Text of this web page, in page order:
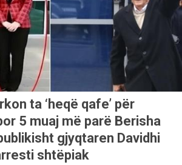
ta ‘heqë qafe’ për
5 muaj më parë Berisha
gjyqtaren Davidhi
shtëpiak